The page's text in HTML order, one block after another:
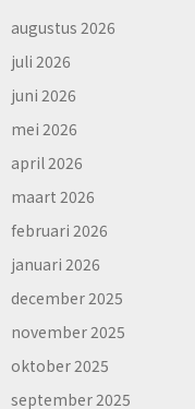
augustus 2026
juli 2026
juni 2026
mei 2026
april 2026
maart 2026
februari 2026
januari 2026
december 2025
november 2025
oktober 2025
september 2025